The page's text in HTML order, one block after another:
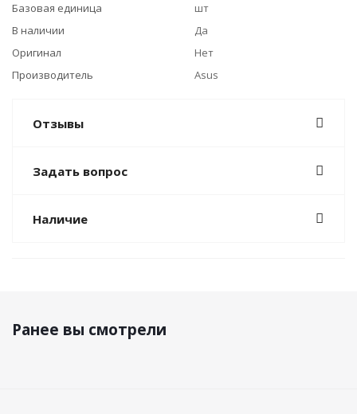
Базовая единица
шт
В наличии
Да
Оригинал
Нет
Производитель
Asus
Отзывы
Задать вопрос
Наличие
Ранее вы смотрели